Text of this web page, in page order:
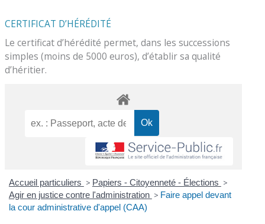
CERTIFICAT D’HÉRÉDITÉ
Le certificat d’hérédité permet, dans les successions
simples (moins de 5000 euros), d’établir sa qualité
d’héritier.
Accueil particuliers > Papiers - Citoyenneté - Élections >
Agir en justice contre l'administration > Faire appel devant
la cour administrative d'appel (CAA)